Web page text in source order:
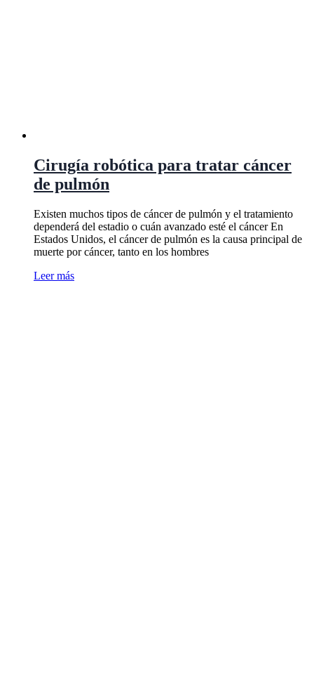
Cirugía robótica para tratar cáncer
de pulmón
Existen muchos tipos de cáncer de pulmón y el tratamiento
dependerá del estadio o cuán avanzado esté el cáncer En
Estados Unidos, el cáncer de pulmón es la causa principal de
muerte por cáncer, tanto en los hombres
Leer más